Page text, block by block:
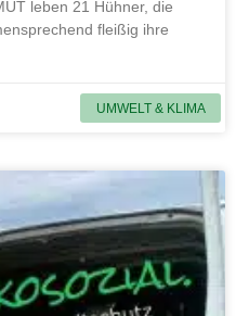
UMWELT & KLIMA
leben 21 Hühner, die
fleißig ihre